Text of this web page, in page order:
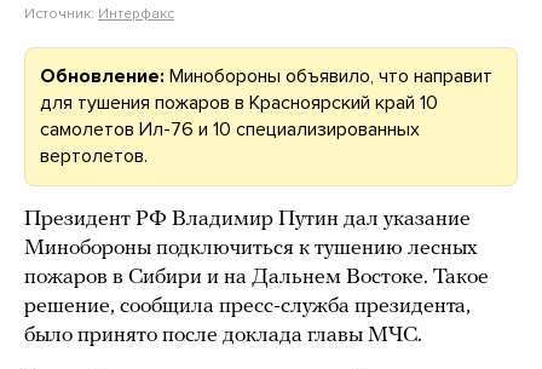
Источник: Интерфакс
Обновление: Минобороны объявило, что направит
для тушения пожаров в Красноярский край 10
самолетов Ил-76 и 10 специализированных
вертолетов.
Президент РФ Владимир Путин дал указание
Минобороны подключиться к тушению лесных
пожаров в Сибири и на Дальнем Востоке. Такое
решение, сообщила пресс-служба президента,
было принято после доклада главы МЧС.